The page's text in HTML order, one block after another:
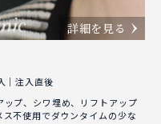
詳細を見る
｜注入直後
ップ、シワ埋め、リフトアップ
不使用でダウンタイムの少な